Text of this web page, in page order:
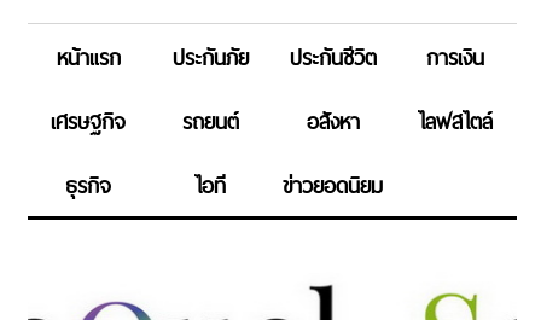
หน้าแรก ประกันภัย ประกันชีวิต
การเงิน
เศรษฐกิจ
รถยนต์ อสังหา
ไลฟสไตล์
ธุรกิจ
ไอที ข่าวยอดนิยม